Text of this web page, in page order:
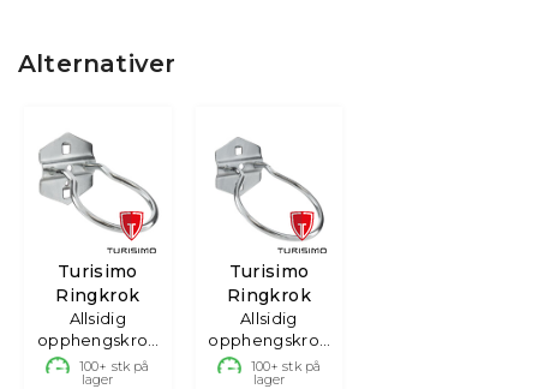
Alternativer
Turisimo
Ringkrok
Allsidig
opphengskrok
– 60 mm
100+ stk på
lager
Turisimo
Ringkrok
Allsidig
opphengskrok
– 80 mm
100+ stk på
lager